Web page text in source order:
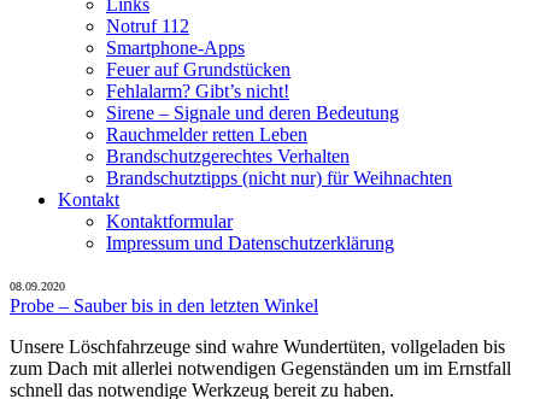
Links
Notruf 112
Smartphone-Apps
Feuer auf Grundstücken
Fehlalarm? Gibt’s nicht!
Sirene – Signale und deren Bedeutung
Rauchmelder retten Leben
Brandschutzgerechtes Verhalten
Brandschutztipps (nicht nur) für Weihnachten
Kontakt
Kontaktformular
Impressum und Datenschutzerklärung
08.09.2020
Probe – Sauber bis in den letzten Winkel
Unsere Löschfahrzeuge sind wahre Wundertüten, vollgeladen bis
zum Dach mit allerlei notwendigen Gegenständen um im Ernstfall
schnell das notwendige Werkzeug bereit zu haben.